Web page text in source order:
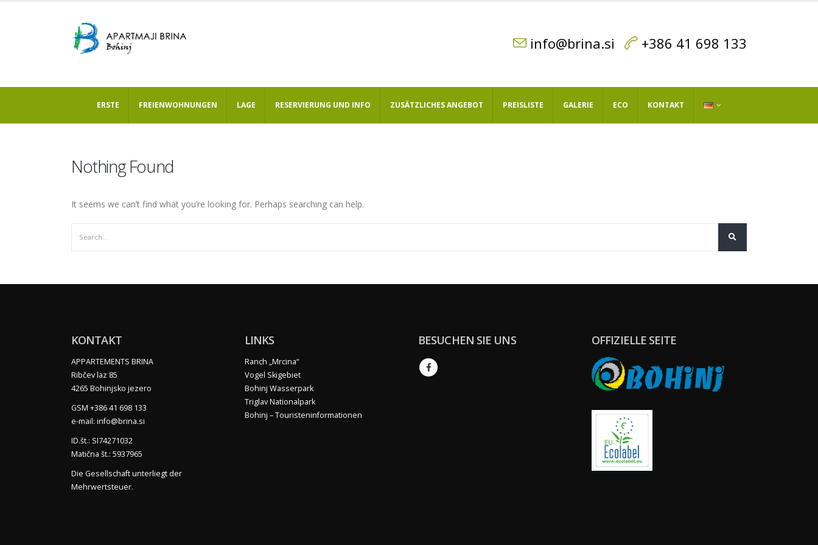
info@brina.si +386 41 698 133
ERSTE FREIENWOHNUNGEN LAGE RESERVIERUNG UND INFO ZUSÄTZLICHES ANGEBOT PREISLISTE GALERIE ECO KONTAKT
Nothing Found
It seems we can’t find what you’re looking for. Perhaps searching can help.
KONTAKT
APPARTEMENTS BRINA
Ribčev laz 85
4265 Bohinjsko jezero
GSM +386 41 698 133
e-mail: info@brina.si
ID.št.: SI74271032
Matična št.: 5937965
Die Gesellschaft unterliegt der
Mehrwertsteuer.
LINKS
Ranch „Mrcina“
Vogel Skigebiet
Bohinj Wasserpark
Triglav Nationalpark
Bohinj – Touristeninformationen
BESUCHEN SIE UNS OFFIZIELLE SEITE